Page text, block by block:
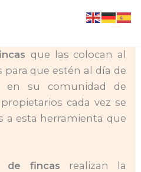
de vecinos
por los
que las colocan al
para que estén al día de
su comunidad de
cada vez se
a esta herramienta que
de fincas realizan la